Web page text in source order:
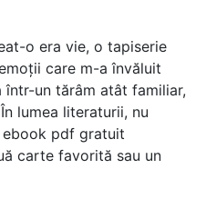
o era vie, o tapiserie
care m-a învăluit
un tărâm atât familiar,
lumea literaturii, nu
pdf gratuit
carte favorită sau un